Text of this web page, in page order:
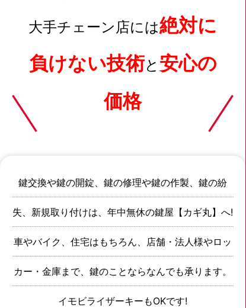
大手チェーン店には絶対に
負けない技術と 安心の
価格
鍵交換や鍵の開錠、鍵の修理や鍵の作製、鍵の紛
失、新規取り付けは、年中無休の鍵屋【カギ丸】へ!
車やバイク、住宅はもちろん、店舗・法人様やロッ
カー・金庫まで、鍵のことならなんでも承ります。
イモビライザーキーもOKです!